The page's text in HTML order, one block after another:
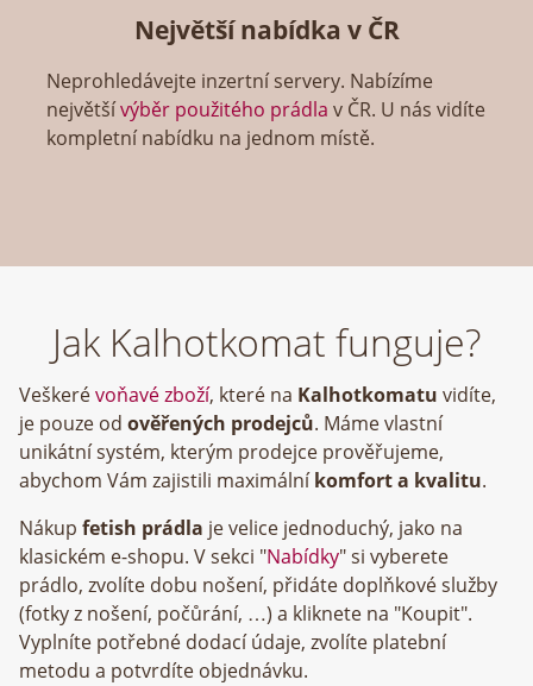
Největší nabídka v ČR
Neprohledávejte inzertní servery. Nabízíme
největšívýběr použitého prádla v ČR. U nás vidíte
kompletní nabídku na jednom místě.
Jak Kalhotkomat funguje?
Veškerévoňavé zboží, které na Kalhotkomatu vidíte,
je pouze od ověřených prodejců. Máme vlastní
unikátní systém, kterým prodejce prověřujeme,
abychom Vám zajistili maximálníkomfort a kvalitu.
Nákup fetish prádla je velice jednoduchý, jako na
klasickém e-shopu. V sekci "Nabídky" si vyberete
prádlo, zvolíte dobu nošení, přidáte doplňkové služby
(fotky z nošení, počůrání, …) a kliknete na "Koupit".
Vyplníte potřebné dodací údaje, zvolíte platební
metodu a potvrdíte objednávku.